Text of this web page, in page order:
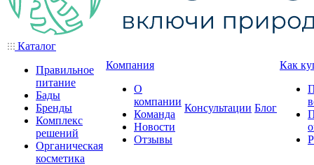
Каталог
Правильное
питание
Бады
Бренды
Комплекс
решений
Органическая
косметика
Компания
О
компании
Команда
Новости
Отзывы
Консультации Блог
Как